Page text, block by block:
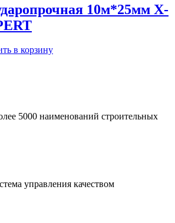
10м*25мм X-
в корзину
5000 наименований строительных
управления качеством